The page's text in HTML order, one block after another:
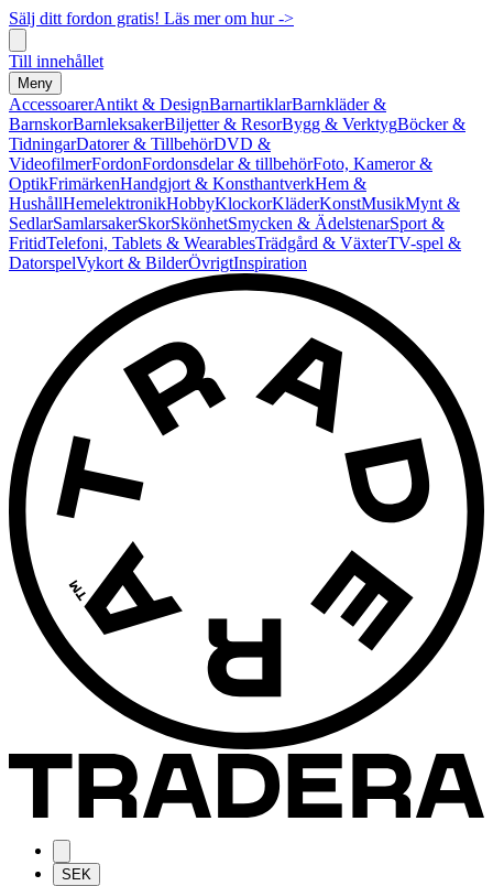
Sälj ditt fordon gratis! Läs mer om hur ->
Till innehållet
Meny
AccessoarerAntikt & DesignBarnartiklarBarnkläder &
BarnskorBarnleksakerBiljetter & ResorBygg & VerktygBöcker &
TidningarDatorer & TillbehörDVD &
VideofilmerFordonFordonsdelar & tillbehörFoto, Kameror &
OptikFrimärkenHandgjort & KonsthantverkHem &
HushållHemelektronikHobbyKlockorKläderKonstMusikMynt &
SedlarSamlarsakerSkorSkönhetSmycken & ÄdelstenarSport &
FritidTelefoni, Tablets & WearablesTrädgård & VäxterTV-spel &
DatorspelVykort & BilderÖvrigtInspiration
SEK